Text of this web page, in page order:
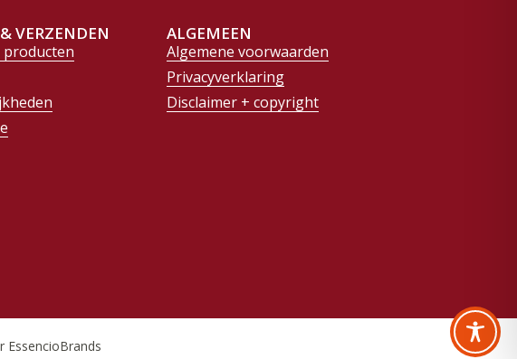
VERZENDEN
producten
ALGEMEEN
Algemene voorwaarden
Privacyverklaring
Disclaimer + copyright